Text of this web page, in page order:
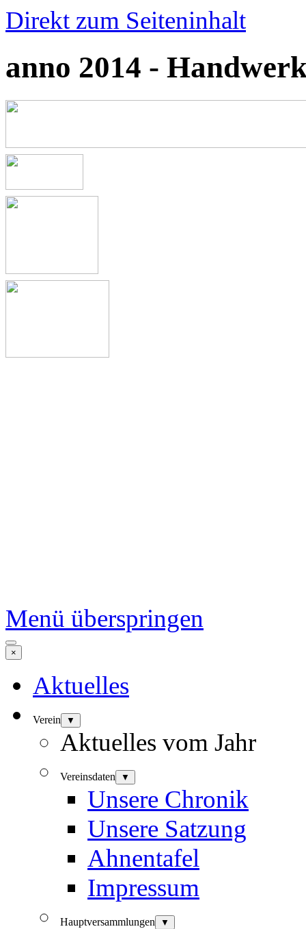
Direkt zum Seiteninhalt
anno 2014 -
Menü überspringen
×
Aktuelles
Verein ▼
Aktuelles vom Jahr
Vereinsdaten ▼
Unsere Chronik
Unsere Satzung
Ahnentafel
Impressum
Hauptversammlungen ▼